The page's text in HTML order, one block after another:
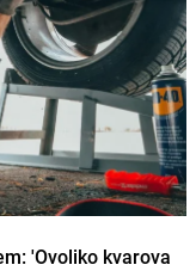
'Ovoliko kvarova